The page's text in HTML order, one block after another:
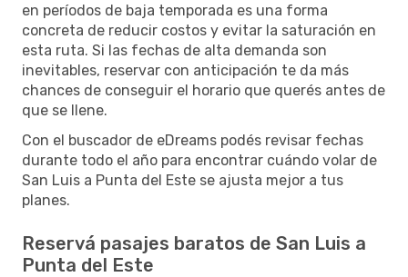
en períodos de baja temporada es una forma
concreta de reducir costos y evitar la saturación en
esta ruta. Si las fechas de alta demanda son
inevitables, reservar con anticipación te da más
chances de conseguir el horario que querés antes de
que se llene.
Con el buscador de eDreams podés revisar fechas
durante todo el año para encontrar cuándo volar de
San Luis a Punta del Este se ajusta mejor a tus
planes.
Reservá pasajes baratos de San Luis a
Punta del Este